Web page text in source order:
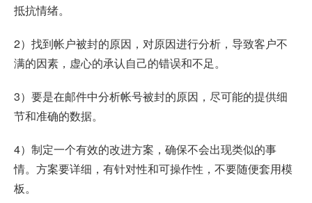
抵抗情绪。
2）找到帐户被封的原因，对原因进行分析，导致客户不
满的因素，虚心的承认自己的错误和不足。
3）要是在邮件中分析帐号被封的原因，尽可能的提供细
节和准确的数据。
4）制定一个有效的改进方案，确保不会出现类似的事
情。方案要详细，有针对性和可操作性，不要随便套用模
板。